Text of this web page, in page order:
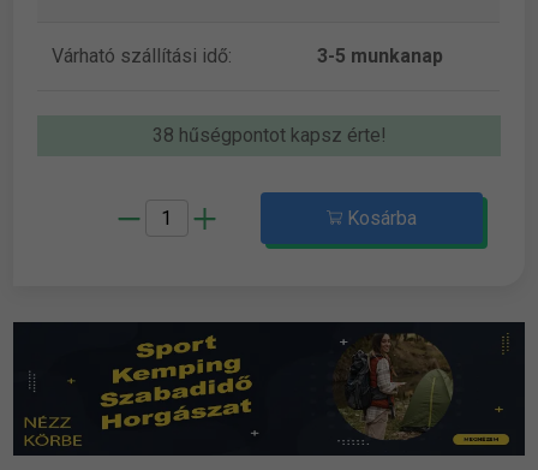
Várható szállítási idő: 3-5 munkanap
38 hűségpontot kapsz érte!
Kosárba